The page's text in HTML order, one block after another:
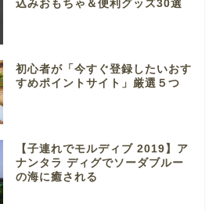
込みおもちゃ＆便利グッズ30選
初心者が「今すぐ登録したいおす
すめポイントサイト」厳選５つ
【子連れでモルディブ 2019】ア
ナンタラ ディグでソーダブルー
の海に癒される